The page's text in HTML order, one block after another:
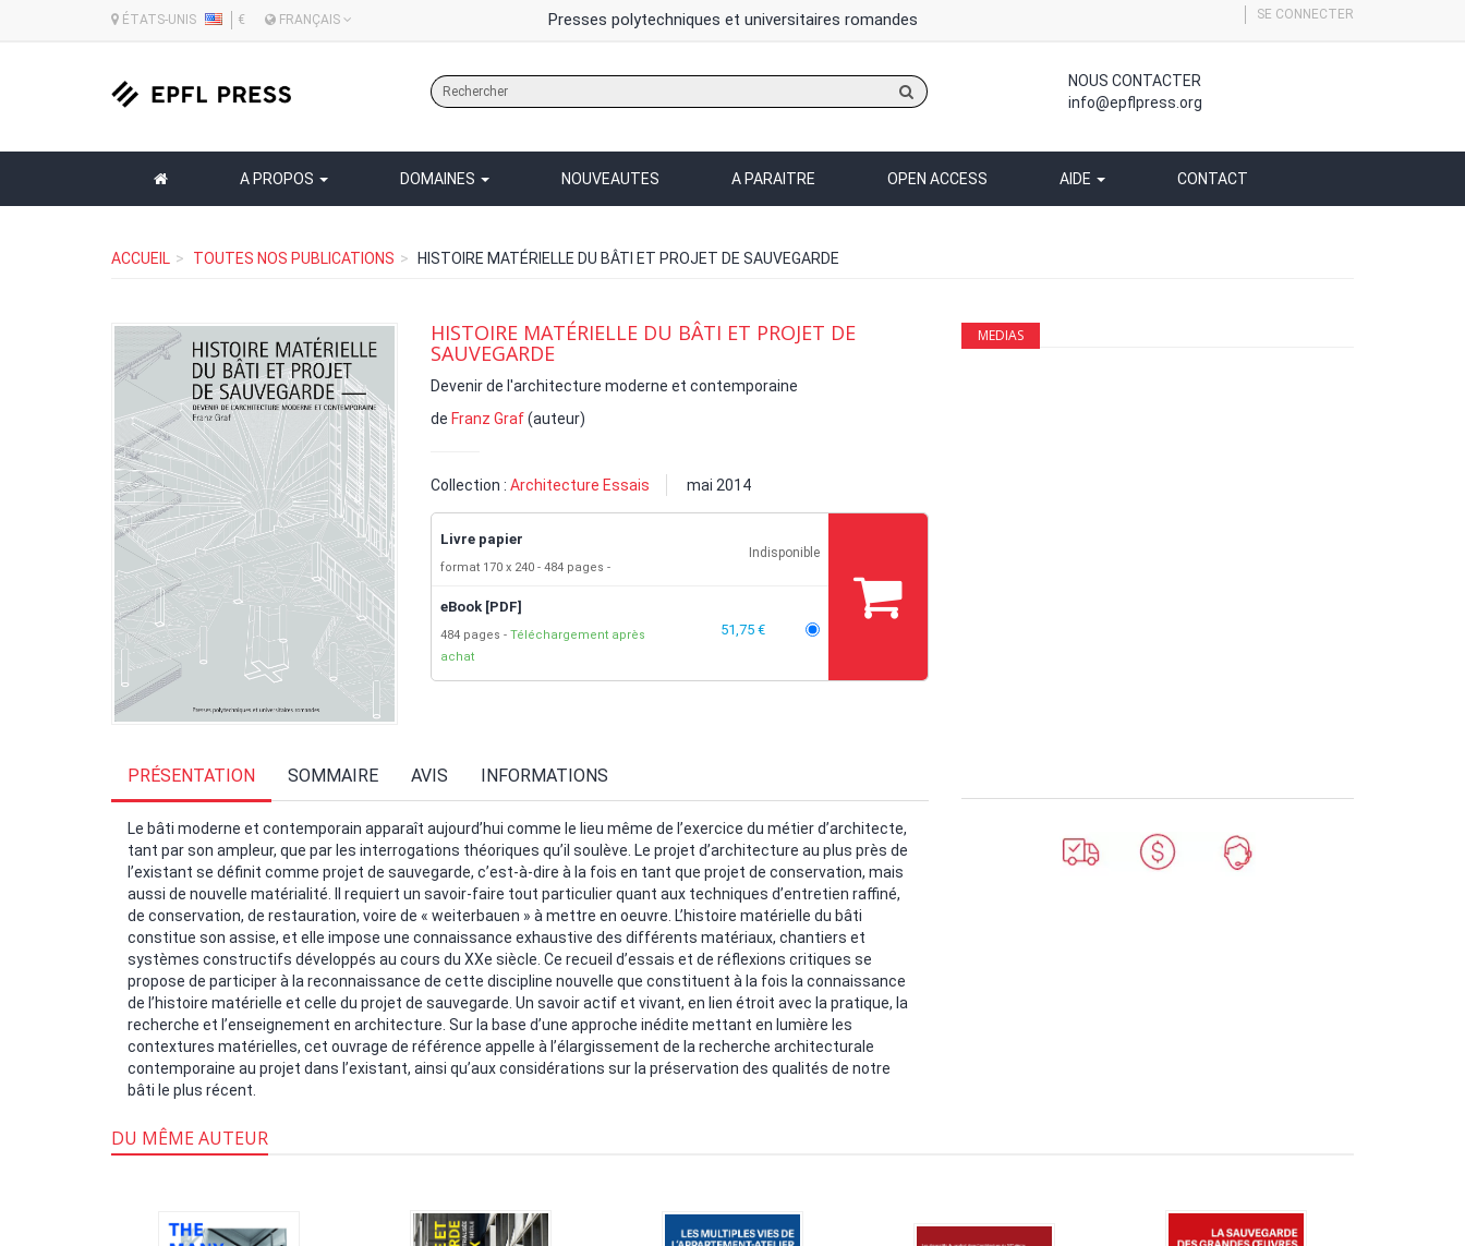
ÉTATS-UNIS € FRANÇAIS Presses polytechniques et universitaires romandes SE CONNECTER
sur
site
NOUS CONTACTER
info@epflpress.org
A PROPOS DOMAINES NOUVEAUTES A PARAITRE OPEN ACCESS AIDE CONTACT
ACCUEIL TOUTES NOS PUBLICATIONS HISTOIRE MATÉRIELLE DU BÂTI ET PROJET DE SAUVEGARDE
HISTOIRE MATÉRIELLE DU BÂTI ET PROJET DE
SAUVEGARDE
Devenir de l'architecture moderne et contemporaine
de Franz Graf(auteur)
Collection : Architecture Essais mai 2014
Livre papier
format 170 x 240 484 pages
Indisponible
eBook [PDF]
484 pages
Téléchargement après
achat
51,75 €
MEDIAS
PRÉSENTATION SOMMAIRE AVIS INFORMATIONS
Le bâti moderne et contemporain apparaît aujourd’hui comme le lieu même de l’exercice du métier d’architecte,
tant par son ampleur, que par les interrogations théoriques qu’il soulève. Le projet d’architecture au plus près de
l’existant se définit comme projet de sauvegarde, c’est-à-dire à la fois en tant que projet de conservation, mais
aussi de nouvelle matérialité. Il requiert un savoir-faire tout particulier quant aux techniques d’entretien raffiné,
de conservation, de restauration, voire de « weiterbauen » à mettre en oeuvre. L’histoire matérielle du bâti
constitue son assise, et elle impose une connaissance exhaustive des différents matériaux, chantiers et
systèmes constructifs développés au cours du XXe siècle. Ce recueil d’essais et de réflexions critiques se
propose de participer à la reconnaissance de cette discipline nouvelle que constituent à la fois la connaissance
de l’histoire matérielle et celle du projet de sauvegarde. Un savoir actif et vivant, en lien étroit avec la pratique, la
recherche et l’enseignement en architecture. Sur la base d’une approche inédite mettant en lumière les
contextures matérielles, cet ouvrage de référence appelle à l’élargissement de la recherche architecturale
contemporaine au projet dans l’existant, ainsi qu’aux considérations sur la préservation des qualités de notre
bâti le plus récent.
DU MÊME AUTEUR